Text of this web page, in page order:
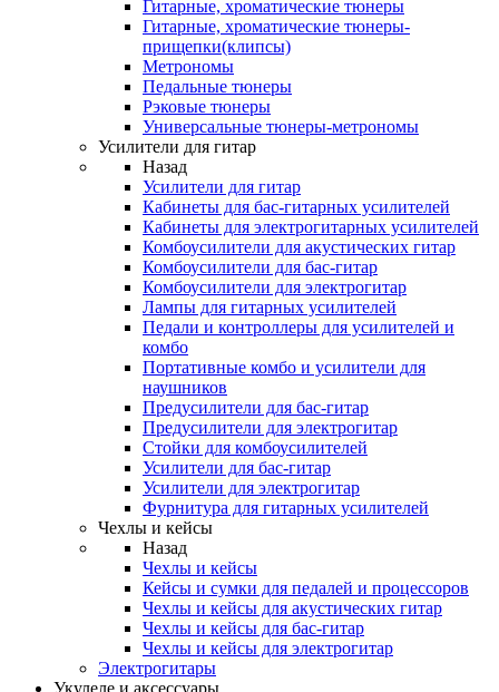
Гитарные, хроматические тюнеры
Гитарные, хроматические тюнеры-
прищепки(клипсы)
Метрономы
Педальные тюнеры
Рэковые тюнеры
Универсальные тюнеры-метрономы
Усилители для гитар
Назад
Усилители для гитар
Кабинеты для бас-гитарных усилителей
Кабинеты для электрогитарных усилителей
Комбоусилители для акустических гитар
Комбоусилители для бас-гитар
Комбоусилители для электрогитар
Лампы для гитарных усилителей
Педали и контроллеры для усилителей и
комбо
Портативные комбо и усилители для
наушников
Предусилители для бас-гитар
Предусилители для электрогитар
Стойки для комбоусилителей
Усилители для бас-гитар
Усилители для электрогитар
Фурнитура для гитарных усилителей
Чехлы и кейсы
Назад
Чехлы и кейсы
Кейсы и сумки для педалей и процессоров
Чехлы и кейсы для акустических гитар
Чехлы и кейсы для бас-гитар
Чехлы и кейсы для электрогитар
Электрогитары
Укулеле и аксессуары